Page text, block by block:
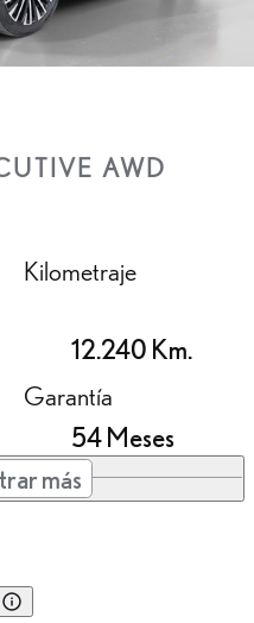
AWD
Kilometraje
12.240 Km.
Garantía
54 Meses
más